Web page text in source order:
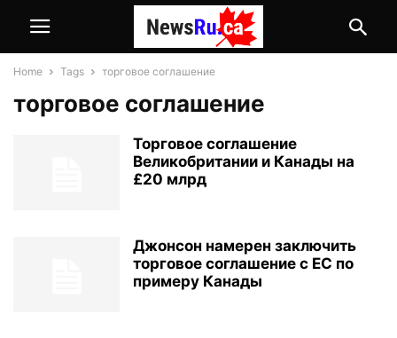
Home Tags торговое соглашение
торговое соглашение
Торговое соглашение
Великобритании и Канады на
£20 млрд
Джонсон намерен заключить
торговое соглашение с ЕС по
примеру Канады